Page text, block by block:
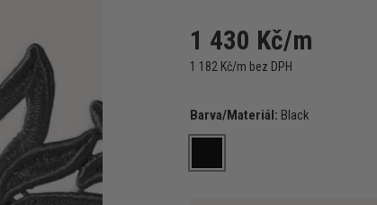
1 430 Kč/m
1 182 Kč/m bez DPH
Barva/Materiál: Black
Black